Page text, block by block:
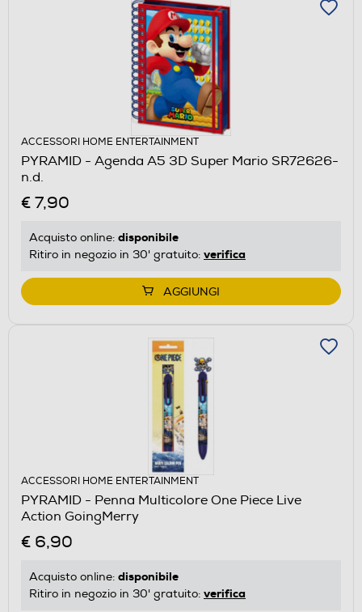
ACCESSORI HOME ENTERTAINMENT
PYRAMID - Agenda A5 3D Super Mario SR72626-
n.d.
€ 7,90
Acquisto online: disponibile
Ritiro in negozio in 30' gratuito: verifica
AGGIUNGI
ACCESSORI HOME ENTERTAINMENT
PYRAMID - Penna Multicolore One Piece Live
Action GoingMerry
€ 6,90
Acquisto online: disponibile
Ritiro in negozio in 30' gratuito: verifica